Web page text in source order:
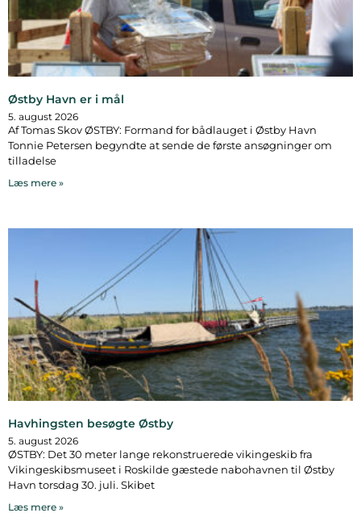
Østby Havn er i mål
5. august 2026
Af Tomas Skov ØSTBY: Formand for bådlauget i Østby Havn
Tonnie Petersen begyndte at sende de første ansøgninger om
tilladelse
Læs mere »
Havhingsten besøgte Østby
5. august 2026
ØSTBY: Det 30 meter lange rekonstruerede vikingeskib fra
Vikingeskibsmuseet i Roskilde gæstede nabohavnen til Østby
Havn torsdag 30. juli. Skibet
Læs mere »